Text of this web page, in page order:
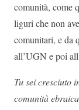
comunità, come
liguri che non
comunitari, e da
all’UGN e poi
Tu sei cresciuto
comunità